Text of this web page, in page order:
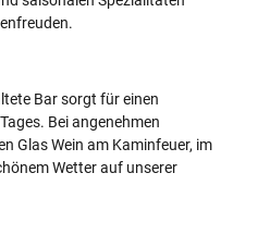
Bar sorgt für einen
Bei angenehmen
Glas Wein am Kaminfeuer, im
Wetter auf unserer